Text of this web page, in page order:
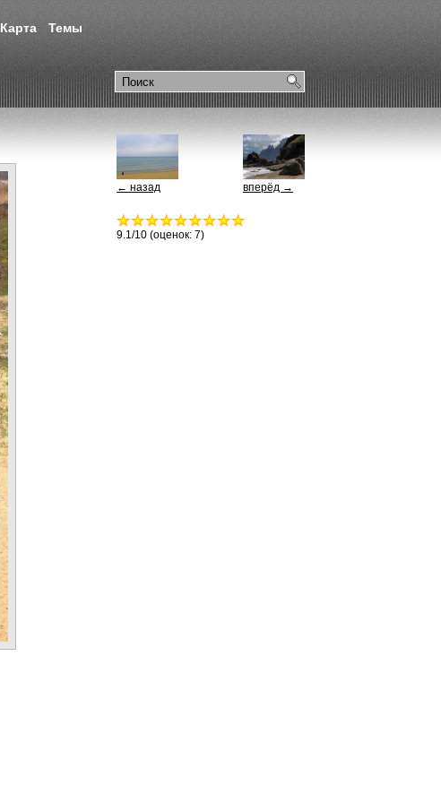
Карта Темы
вперёд →
← назад
9.1/10 (оценок: 7)